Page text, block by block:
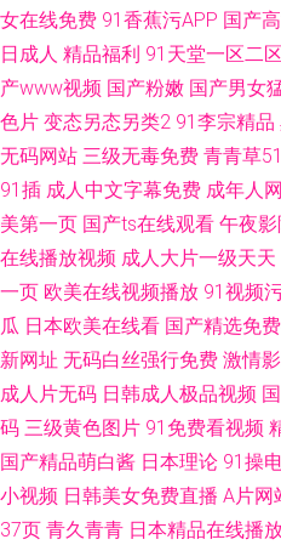
女在线免费 91香蕉污APP 国产
日成人 精品福利 91天堂一区二区
产www视频 国产粉嫩 国产男女
色片 变态另态另类2 91李宗精品
无码网站 三级无毒免费 青青草51
91插 成人中文字幕免费 成年人
美第一页 国产ts在线观看 午夜
在线播放视频 成人大片一级天天
一页 欧美在线视频播放 91视频
瓜 日本欧美在线看 国产精选免
新网址 无码白丝强行免费 激情
成人片无码 日韩成人极品视频
码 三级黄色图片 91免费看视频
国产精品萌白酱 日本理论 91操
小视频 日韩美女免费直播 A片网
37页 青久青青 日本精品在线播